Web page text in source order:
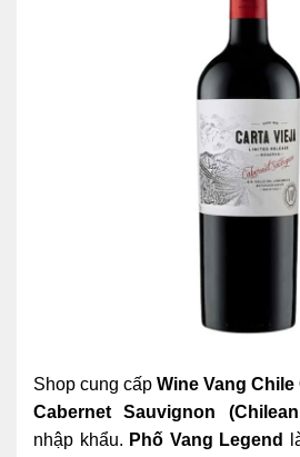
Shop cung cấp Wine Vang
Cabernet Sauvignon
nhập khẩu. Phố Vang Legend